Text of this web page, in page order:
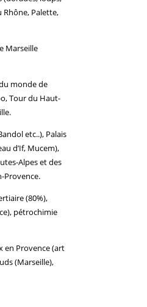
Rhône, Palette,
Marseille
monde de
Tour du Haut-
etc..), Palais
d’If, Mucem),
Alpes et des
Provence.
(80%),
pétrochimie
en Provence (art
(Marseille),